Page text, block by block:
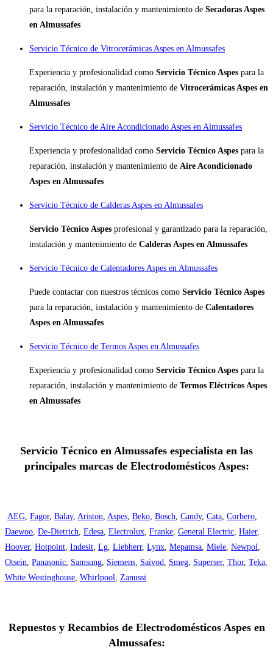
para la reparación, instalación y mantenimiento de Secadoras Aspes
en Almussafes
Servicio Técnico de Vitrocerámicas Aspes en Almussafes
Experiencia y profesionalidad como Servicio Técnico Aspes para la
reparación, instalación y mantenimiento de Vitrocerámicas Aspes en
Almussafes
Servicio Técnico de Aire Acondicionado Aspes en Almussafes
Experiencia y profesionalidad como Servicio Técnico Aspes para la
reparación, instalación y mantenimiento de Aire Acondicionado
Aspes en Almussafes
Servicio Técnico de Calderas Aspes en Almussafes
Servicio Técnico Aspes profesional y garantizado para la reparación,
instalación y mantenimiento de Calderas Aspes en Almussafes
Servicio Técnico de Calentadores Aspes en Almussafes
Puede contactar con nuestros técnicos como Servicio Técnico Aspes
para la reparación, instalación y mantenimiento de Calentadores
Aspes en Almussafes
Servicio Técnico de Termos Aspes en Almussafes
Experiencia y profesionalidad como Servicio Técnico Aspes para la
reparación, instalación y mantenimiento de Termos Eléctricos Aspes
en Almussafes
Servicio Técnico en Almussafes especialista en las
principales marcas de Electrodomésticos Aspes:
AEG, Fagor, Balay, Ariston, Aspes, Beko, Bosch, Candy, Cata, Corbero,
Daewoo, De-Dietrich, Edesa, Electrolux, Franke, General Electric, Haier,
Hoover, Hotpoint, Indesit, Lg, Liebherr, Lynx, Mepamsa, Miele, Newpol,
Otsein, Panasonic, Samsung, Siemens, Saivod, Smeg, Superser, Thor, Teka,
White Westinghouse, Whirlpool, Zanussi
Repuestos y Recambios de Electrodomésticos Aspes en
Almussafes: